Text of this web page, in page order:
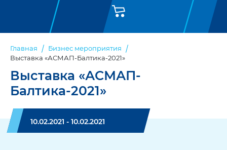
Главная
Бизнес мероприятия
Выставка «АСМАП-Балтика-2021»
Выставка «АСМАП-
Балтика-2021»
10.02.2021 - 10.02.2021